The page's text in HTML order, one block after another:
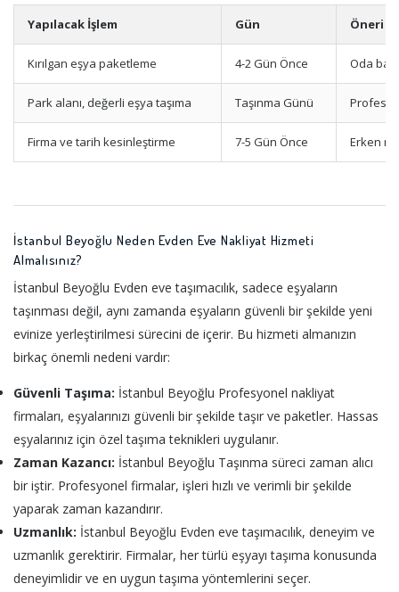
Yapılacak İşlem Gün Öneri
Kırılgan eşya paketleme 4-2 Gün Önce Oda
Park alanı, değerli eşya taşıma Taşınma Günü
Firma ve tarih kesinleştirme 7-5 Gün Önce Erken
İstanbul Beyoğlu Neden Evden Eve Nakliyat Hizmeti
Almalısınız?
İstanbul Beyoğlu Evden eve taşımacılık, sadece eşyaların
taşınması değil, aynı zamanda eşyaların güvenli bir şekilde yeni
evinize yerleştirilmesi sürecini de içerir. Bu hizmeti almanızın
birkaç önemli nedeni vardır:
Güvenli Taşıma: İstanbul Beyoğlu Profesyonel nakliyat
firmaları, eşyalarınızı güvenli bir şekilde taşır ve paketler. Hassas
eşyalarınız için özel taşıma teknikleri uygulanır.
Zaman Kazancı: İstanbul Beyoğlu Taşınma süreci zaman alıcı
bir iştir. Profesyonel firmalar, işleri hızlı ve verimli bir şekilde
yaparak zaman kazandırır.
Uzmanlık: İstanbul Beyoğlu Evden eve taşımacılık, deneyim ve
uzmanlık gerektirir. Firmalar, her türlü eşyayı taşıma konusunda
deneyimlidir ve en uygun taşıma yöntemlerini seçer.